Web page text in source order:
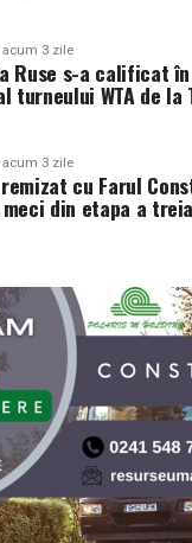
acum 3 zile
Ruse s-a calificat
turneului WTA de la
acum 3 zile
remizat cu Farul
din etapa a